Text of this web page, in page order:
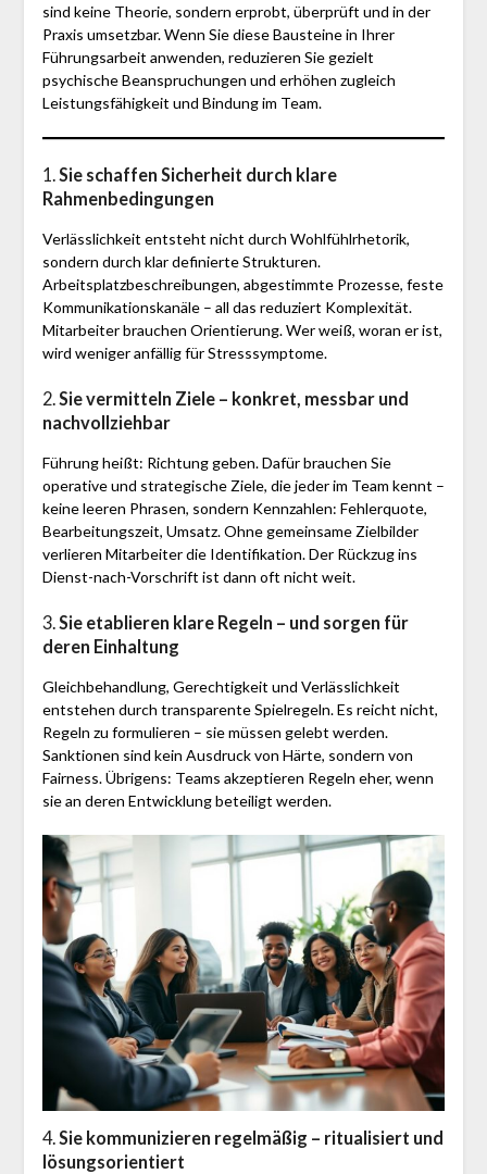
sind keine Theorie, sondern erprobt, überprüft und in der
Praxis umsetzbar. Wenn Sie diese Bausteine in Ihrer
Führungsarbeit anwenden, reduzieren Sie gezielt
psychische Beanspruchungen und erhöhen zugleich
Leistungsfähigkeit und Bindung im Team.
1.Sie schaffen Sicherheit durch klare
Rahmenbedingungen
Verlässlichkeit entsteht nicht durch Wohlfühlrhetorik,
sondern durch klar definierte Strukturen.
Arbeitsplatzbeschreibungen, abgestimmte Prozesse, feste
Kommunikationskanäle – all das reduziert Komplexität.
Mitarbeiter brauchen Orientierung. Wer weiß, woran er ist,
wird weniger anfällig für Stresssymptome.
2.Sie vermitteln Ziele – konkret, messbar und
nachvollziehbar
Führung heißt: Richtung geben. Dafür brauchen Sie
operative und strategische Ziele, die jeder im Team kennt –
keine leeren Phrasen, sondern Kennzahlen: Fehlerquote,
Bearbeitungszeit, Umsatz. Ohne gemeinsame Zielbilder
verlieren Mitarbeiter die Identifikation. Der Rückzug ins
Dienst-nach-Vorschrift ist dann oft nicht weit.
3.Sie etablieren klare Regeln – und sorgen für
deren Einhaltung
Gleichbehandlung, Gerechtigkeit und Verlässlichkeit
entstehen durch transparente Spielregeln. Es reicht nicht,
Regeln zu formulieren – sie müssen gelebt werden.
Sanktionen sind kein Ausdruck von Härte, sondern von
Fairness. Übrigens: Teams akzeptieren Regeln eher, wenn
sie an deren Entwicklung beteiligt werden.
4.Sie kommunizieren regelmäßig – ritualisiert und
lösungsorientiert